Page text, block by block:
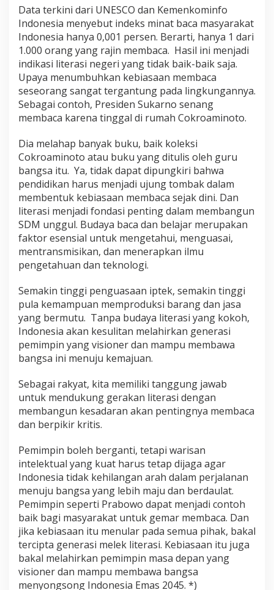
Data terkini dari UNESCO dan Kemenkominfo
Indonesia menyebut indeks minat baca masyarakat
Indonesia hanya 0,001 persen. Berarti, hanya 1 dari
1.000 orang yang rajin membaca. Hasil ini menjadi
indikasi literasi negeri yang tidak baik-baik saja.
Upaya menumbuhkan kebiasaan membaca
seseorang sangat tergantung pada lingkungannya.
Sebagai contoh, Presiden Sukarno senang
membaca karena tinggal di rumah Cokroaminoto.
Dia melahap banyak buku, baik koleksi
Cokroaminoto atau buku yang ditulis oleh guru
bangsa itu. Ya, tidak dapat dipungkiri bahwa
pendidikan harus menjadi ujung tombak dalam
membentuk kebiasaan membaca sejak dini. Dan
literasi menjadi fondasi penting dalam membangun
SDM unggul. Budaya baca dan belajar merupakan
faktor esensial untuk mengetahui, menguasai,
mentransmisikan, dan menerapkan ilmu
pengetahuan dan teknologi.
Semakin tinggi penguasaan iptek, semakin tinggi
pula kemampuan memproduksi barang dan jasa
yang bermutu. Tanpa budaya literasi yang kokoh,
Indonesia akan kesulitan melahirkan generasi
pemimpin yang visioner dan mampu membawa
bangsa ini menuju kemajuan.
Sebagai rakyat, kita memiliki tanggung jawab
untuk mendukung gerakan literasi dengan
membangun kesadaran akan pentingnya membaca
dan berpikir kritis.
Pemimpin boleh berganti, tetapi warisan
intelektual yang kuat harus tetap dijaga agar
Indonesia tidak kehilangan arah dalam perjalanan
menuju bangsa yang lebih maju dan berdaulat.
Pemimpin seperti Prabowo dapat menjadi contoh
baik bagi masyarakat untuk gemar membaca. Dan
jika kebiasaan itu menular pada semua pihak, bakal
tercipta generasi melek literasi. Kebiasaan itu juga
bakal melahirkan pemimpin masa depan yang
visioner dan mampu membawa bangsa
menyongsong Indonesia Emas 2045. *)